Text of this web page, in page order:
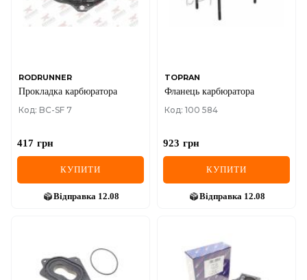
RODRUNNER
Прокладка карбюратора
Код: BC-SF 7
417 грн
КУПИТИ
Відправка 12.08
TOPRAN
Фланець карбюратора
Код: 100 584
923 грн
КУПИТИ
Відправка 12.08